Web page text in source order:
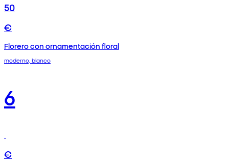
50
€
Florero con ornamentación floral
moderno, blanco
6
€